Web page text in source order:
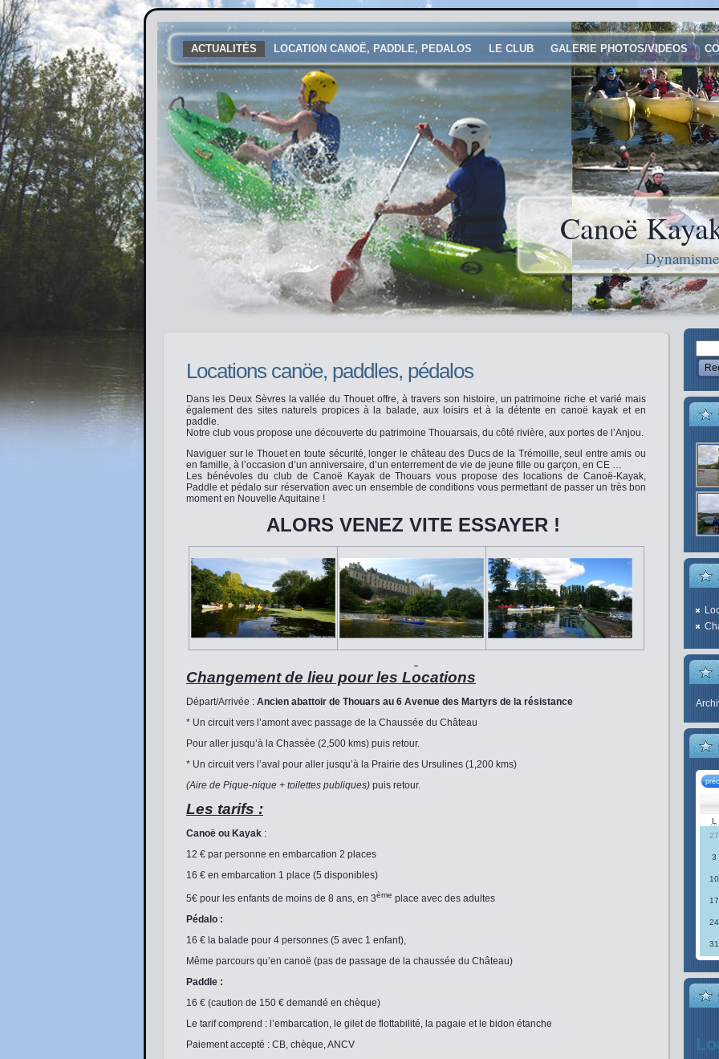
ACTUALITÉS LOCATION CANOË, PADDLE, PEDALOS LE CLUB GALERIE PHOTOS/VIDEOS
Canoë
Locations canöe, paddles, pédalos
Dans les Deux Sèvres la vallée du Thouet offre, à travers son histoire, un patrimoine riche et varié mais
également des sites naturels propices à la balade, aux loisirs et à la détente en canoë kayak et en
paddle.
Notre club vous propose une découverte du patrimoine Thouarsais, du côté rivière, aux portes de l’Anjou.
Naviguer sur le Thouet en toute sécurité, longer le château des Ducs de la Trémoille, seul entre amis ou
en famille, à l’occasion d’un anniversaire, d’un enterrement de vie de jeune fille ou garçon, en CE …
Les bénévoles du club de Canoë Kayak de Thouars vous propose des locations de Canoë-Kayak,
Paddle et pédalo sur réservation avec un ensemble de conditions vous permettant de passer un très bon
moment en Nouvelle Aquitaine !
ALORS VENEZ VITE ESSAYER !
Changement de lieu pour les Locations
Départ/Arrivée : Ancien abattoir de Thouars au 6 Avenue des Martyrs de la résistance
* Un circuit vers l’amont avec passage de la Chaussée du Château
Pour aller jusqu’à la Chassée (2,500 kms) puis retour.
* Un circuit vers l’aval pour aller jusqu’à la Prairie des Ursulines (1,200 kms)
(Aire de Pique-nique + toilettes publiques) puis retour.
Les tarifs :
Canoë ou Kayak :
12 € par personne en embarcation 2 places
16 € en embarcation 1 place (5 disponibles)
5€ pour les enfants de moins de 8 ans, en 3ème place avec des adultes
Pédalo :
16 € la balade pour 4 personnes (5 avec 1 enfant),
Même parcours qu’en canoë (pas de passage de la chaussée du Château)
Paddle :
16 € (caution de 150 € demandé en chèque)
Le tarif comprend : l’embarcation, le gilet de flottabilité, la pagaie et le bidon étanche
Paiement accepté : CB, chèque, ANCV
L
27
3
10
17
24
31